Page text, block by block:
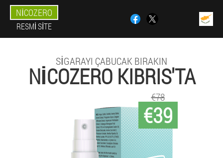
NICOZERO
RESMI SITE
SIGARAYI ÇABUCAK BIRAKIN
NICOZERO KIBRIS'TA
€39
€78